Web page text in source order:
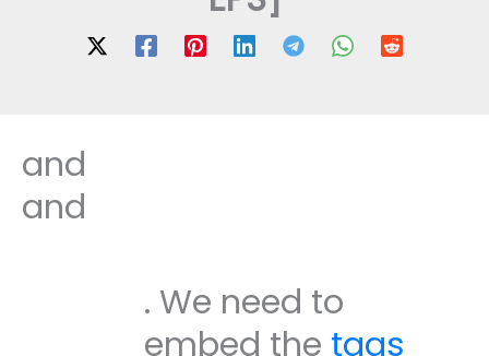
and
and
. We need to
embed the tags